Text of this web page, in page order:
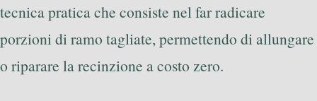
tecnica pratica che consiste nel far radicare
porzioni di ramo tagliate, permettendo di allungare
o riparare la recinzione a costo zero.